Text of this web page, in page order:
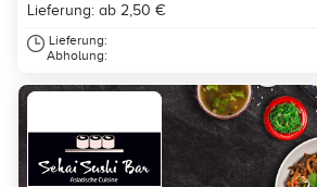
Lieferung: ab 2,50 €
Lieferung:
Abholung: